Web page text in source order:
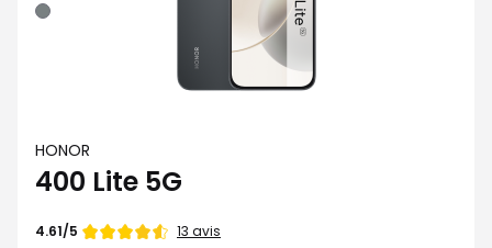
HONOR
400 Lite 5G
Note
4.61/5 13 avis